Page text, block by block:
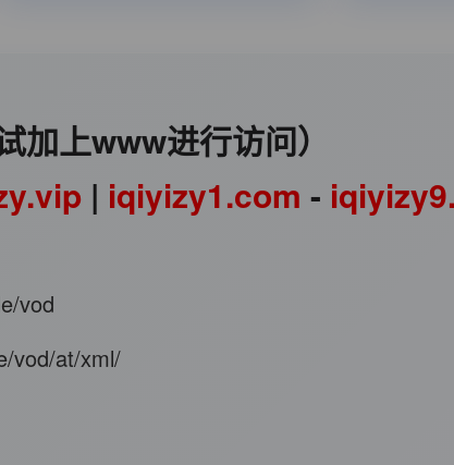
加上www进行访问）
| iqiyizy1.com -
vod
vod/at/xml/